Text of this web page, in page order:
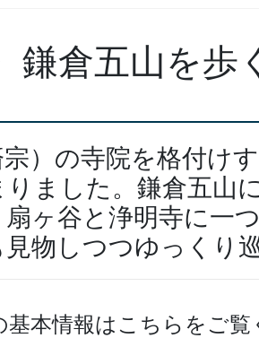
鎌倉五山を歩
）の寺院を格付け
りました。鎌倉五山
ヶ谷と浄明寺に一
物しつつゆっくり
本情報はこちらをご